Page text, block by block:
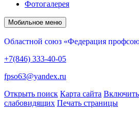
Фотогалерея
Мобильное меню
Областной союз «Федерация
+7(846) 333-40-05
fpso63@yandex.ru
Открыть поиск Карта сайта
слабовидящих Печать страницы